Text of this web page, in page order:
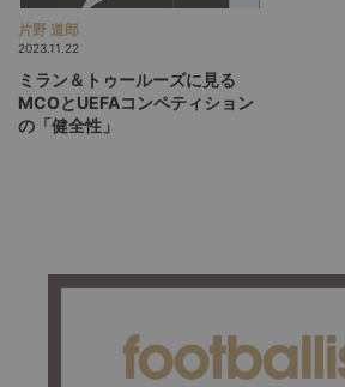
片野 道郎
2023.11.22
ミラン＆トゥールーズに見る
MCOとUEFAコンペティション
の「健全性」